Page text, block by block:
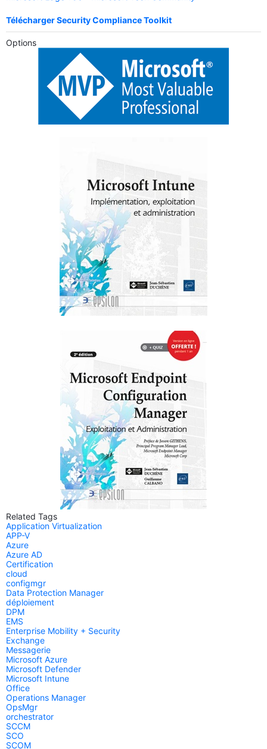
Télécharger Security Compliance Toolkit
Options
Related Tags
Application Virtualization
APP-V
Azure
Azure AD
Certification
cloud
configmgr
Data Protection Manager
déploiement
DPM
EMS
Enterprise Mobility + Security
Exchange
Messagerie
Microsoft Azure
Microsoft Defender
Microsoft Intune
Office
Operations Manager
OpsMgr
orchestrator
SCCM
SCO
SCOM